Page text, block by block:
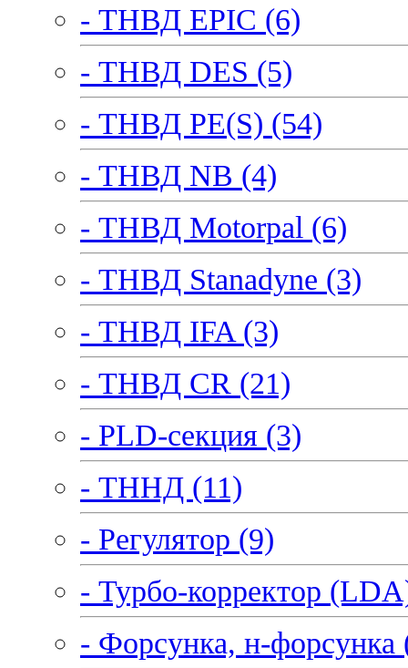
- ТНВД EPIC (6)
- ТНВД DES (5)
- ТНВД PE(S) (54)
- ТНВД NB (4)
- ТНВД Motorpal (6)
- ТНВД Stanadyne (3)
- ТНВД IFA (3)
- ТНВД CR (21)
- PLD-секция (3)
- ТННД (11)
- Регулятор (9)
- Турбо-корректор
- Форсунка, н-форсунка